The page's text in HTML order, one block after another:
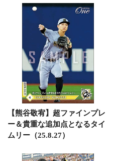
【熊谷敬宥】超ファインプレ
ー＆貴重な追加点となるタイ
ムリー（25.8.27）